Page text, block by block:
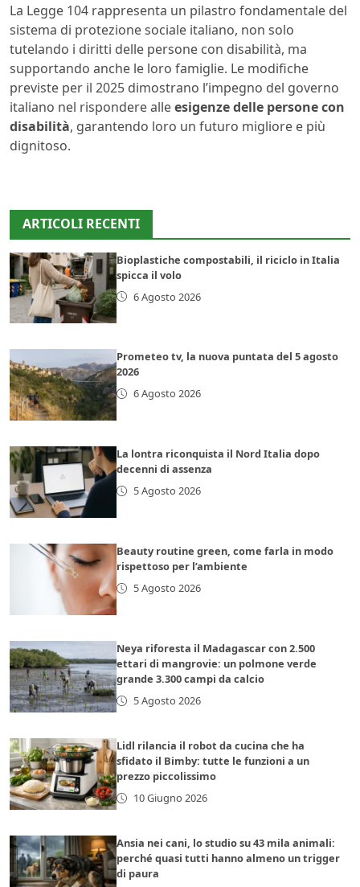
La Legge 104 rappresenta un pilastro fondamentale del
sistema di protezione sociale italiano, non solo
tutelando i diritti delle persone con disabilità, ma
supportando anche le loro famiglie. Le modifiche
previste per il 2025 dimostrano l’impegno del governo
italiano nel rispondere alleesigenze delle persone con
disabilità, garantendo loro un futuro migliore e più
dignitoso.
ARTICOLI RECENTI
Bioplastiche compostabili, il riciclo in Italia
spicca il volo
6 Agosto 2026
Prometeo tv, la nuova puntata del 5 agosto
2026
6 Agosto 2026
La lontra riconquista il Nord Italia dopo
decenni di assenza
5 Agosto 2026
Beauty routine green, come farla in modo
rispettoso per l’ambiente
5 Agosto 2026
Neya riforesta il Madagascar con 2.500
ettari di mangrovie: un polmone verde
grande 3.300 campi da calcio
5 Agosto 2026
Lidl rilancia il robot da cucina che ha
sfidato il Bimby: tutte le funzioni a un
prezzo piccolissimo
10 Giugno 2026
Ansia nei cani, lo studio su 43 mila animali:
perché quasi tutti hanno almeno un trigger
di paura